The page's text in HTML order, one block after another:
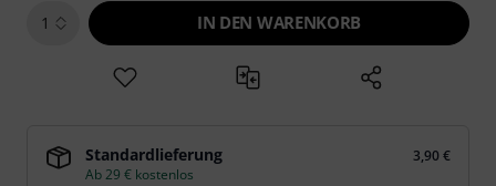
1 IN DEN WARENKORB
Standardlieferung
3,90 €
Ab 29 € kostenlos